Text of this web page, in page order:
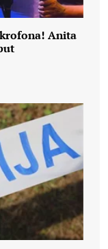
Anita